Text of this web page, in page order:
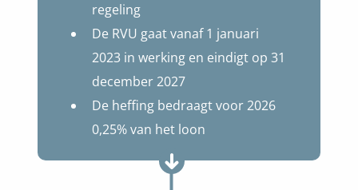
regeling
De RVU gaat vanaf 1 januari
2023 in werking en eindigt op 31
december 2027
De heffing bedraagt voor 2026
0,25% van het loon